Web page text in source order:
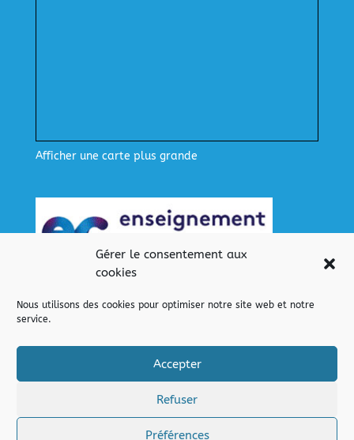
Gérer le consentement aux
cookies
Nous utilisons des cookies pour optimiser notre site web et notre
service.
Accepter
Refuser
Préférences
Afficher une carte plus grande
Nos liens
Lien pour se connecter